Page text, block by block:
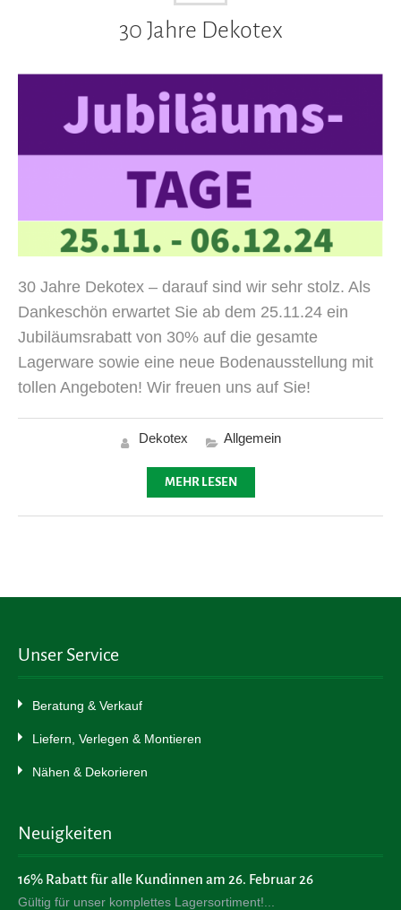
30 Jahre Dekotex
30 Jahre Dekotex – darauf sind wir sehr stolz. Als
Dankeschön erwartet Sie ab dem 25.11.24 ein
Jubiläumsrabatt von 30% auf die gesamte
Lagerware sowie eine neue Bodenausstellung mit
tollen Angeboten! Wir freuen uns auf Sie!
Dekotex Allgemein
MEHR LESEN
Unser Service
Beratung & Verkauf
Liefern, Verlegen & Montieren
Nähen & Dekorieren
Neuigkeiten
16% Rabatt für alle Kundinnen am 26. Februar 26
Gültig für unser komplettes Lagersortiment!